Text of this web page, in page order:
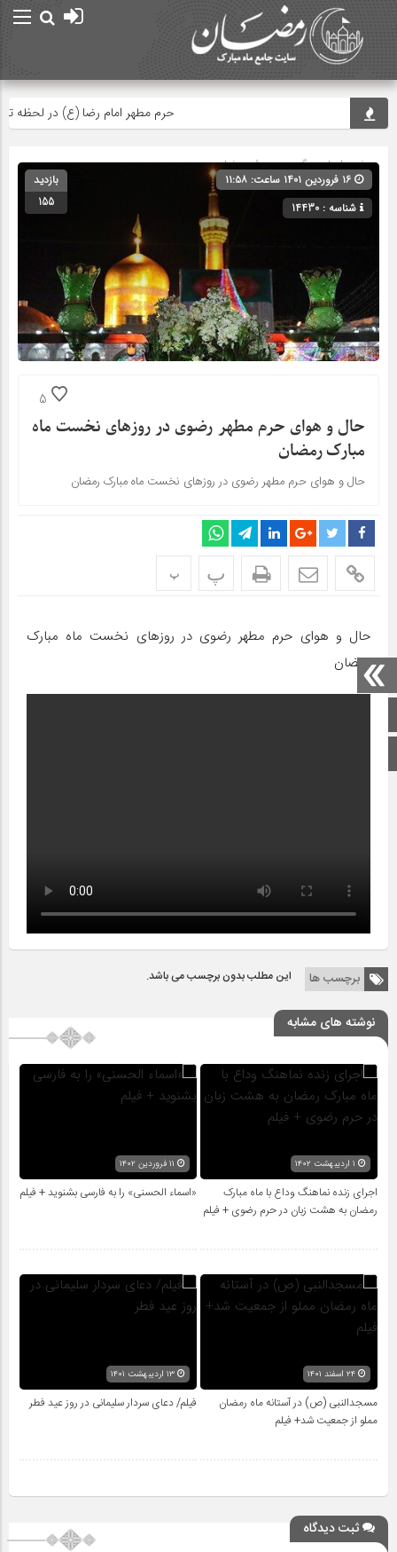
حرم مطهر امام رضا (ع) در لحظه
صفحه اصلی» گروه »ویدئو رمضان
شناسه : 14430
بازدید
155
5
حال و هوای حرم مطهر رضوی در روزهای نخست ماه
مبارک رمضان
حال و هوای حرم مطهر رضوی در روزهای نخست ماه مبارک رمضان
پ پ
حال و هوای حرم مطهر رضوی در روزهای نخست ماه مبارک
رمضان
برچسب ها این مطلب بدون برچسب می باشد.
نوشته های مشابه
اجرای زنده نماهنگ وداع با ماه مبارک
رمضان به هشت زبان در حرم رضوی + فیلم
«اسماء الحسنی» را به فارسی بشنوید + فیلم
۲۴ اسفند ۱۴۰۱
مسجدالنبی (ص) در آستانه ماه رمضان
مملو از جمعیت شد+ فیلم
فیلم/ دعای سردار سلیمانی در روز عید فطر
ثبت دیدگاه